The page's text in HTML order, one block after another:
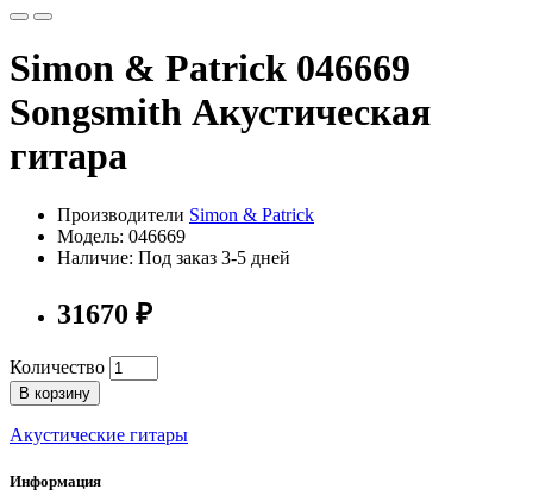
Simon & Patrick 046669
Songsmith Акустическая
гитара
Производители Simon & Patrick
Модель: 046669
Наличие: Под заказ 3-5 дней
31670 ₽
Количество
В корзину
Акустические гитары
Информация